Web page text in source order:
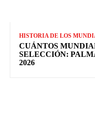
HISTORIA DE LOS
CUÁNTOS
SELECCIÓN:
2026